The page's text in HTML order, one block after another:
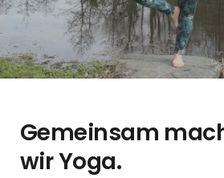
Gemeinsam
wir Yoga.